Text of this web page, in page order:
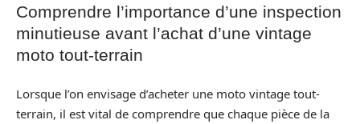
Comprendre l’importance d’une inspection
minutieuse avant l’achat d’une vintage
moto tout-terrain
Lorsque l’on envisage d’acheter une moto vintage tout-
terrain, il est vital de comprendre que chaque pièce de la